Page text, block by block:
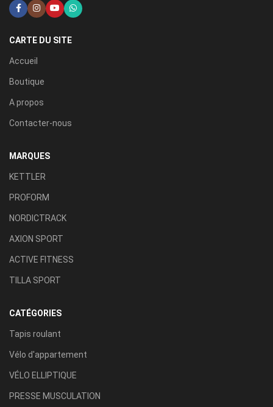
CARTE DU SITE
Accueil
Boutique
A propos
Contacter-nous
MARQUES
KETTLER
PROFORM
NORDICTRACK
AXION SPORT
ACTIVE FITNESS
TILLA SPORT
CATÉGORIES
Tapis roulant
Vélo d'appartement
VÉLO ELLIPTIQUE
PRESSE MUSCULATION